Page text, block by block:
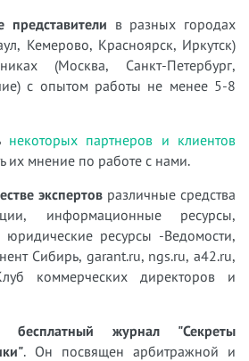
представители в разных городах
Кемерово, Красноярск, Иркутск)
(Москва, Санкт-Петербург,
с опытом работы не менее 5-8
некоторых партнеров и клиентов
их мнение по работе с нами.
экспертов различные средства
информационные ресурсы,
юридические ресурсы -Ведомости,
Сибирь, garant.ru, ngs.ru, a42.ru,
коммерческих директоров и
журнал "Секреты
. Он посвящен арбитражной и